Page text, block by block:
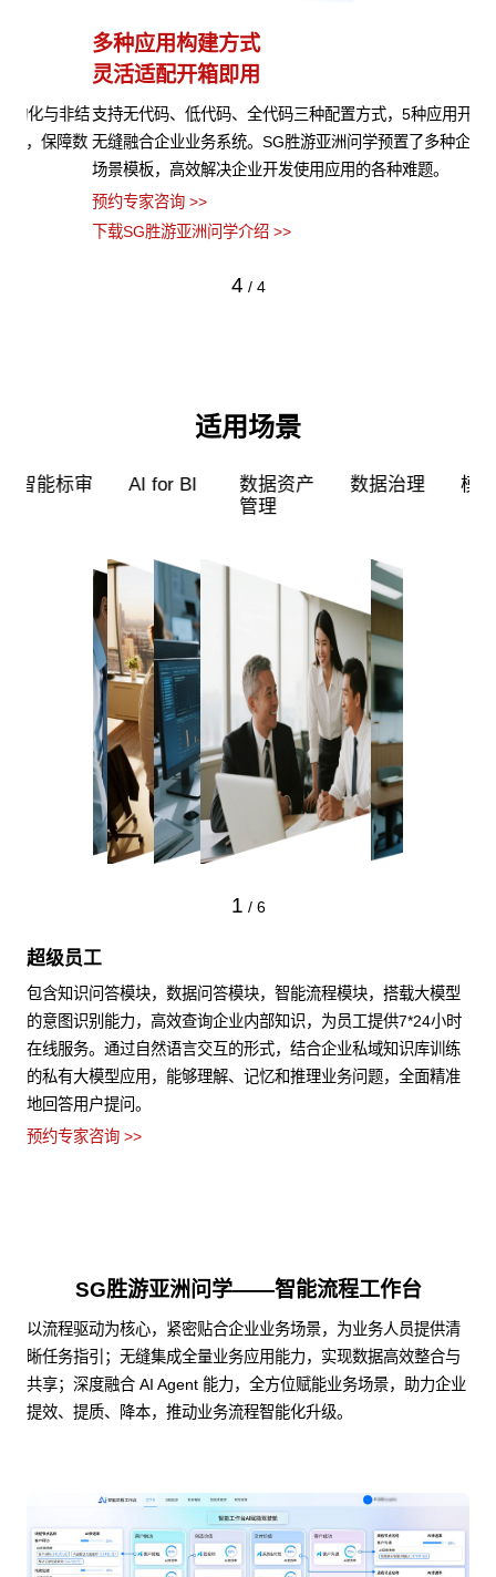
多种应用构建方式
灵活适配开箱即用
支持无代码、低代码、全代码三种配置方式，5种应用开发模式，
无缝融合企业业务系统。SG胜游亚洲问学预置了多种企业级应用
场景模板，高效解决企业开发使用应用的各种难题。
预约专家咨询 >>
下载SG胜游亚洲问学介绍 >>
4 / 4
适用场景
超级员工 智能标审 AI for BI
数据资产
1 / 6
超级员工
包含知识问答模块，数据问答模块，智能流程模块，搭载大模型
的意图识别能力，高效查询企业内部知识，为员工提供7*24小时
在线服务。通过自然语言交互的形式，结合企业私域知识库训练
的私有大模型应用，能够理解、记忆和推理业务问题，全面精准
地回答用户提问。
预约专家咨询 >>
SG胜游亚洲问学——智能流程工作台
以流程驱动为核心，紧密贴合企业业务场景，为业务人员提供清
晰任务指引；无缝集成全量业务应用能力，实现数据高效整合与
共享；深度融合 AI Agent 能力，全方位赋能业务场景，助力企业
提效、提质、降本，推动业务流程智能化升级。